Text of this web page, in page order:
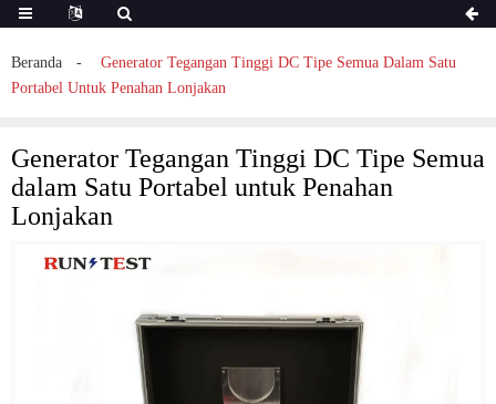
Beranda
Generator Tegangan Tinggi DC Tipe Semua Dalam Satu
Portabel Untuk Penahan Lonjakan
Generator Tegangan Tinggi DC Tipe Semua
dalam Satu Portabel untuk Penahan
Lonjakan